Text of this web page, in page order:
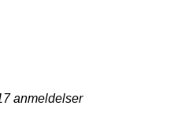
anmeldelser